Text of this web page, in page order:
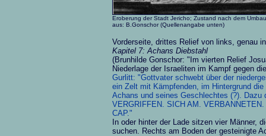
Eroberung der Stadt Jericho; Zustand nach dem
aus: B.Gonschor (Quellenangabe unten)
Vorderseite, drittes Relief von links, genau
Kapitel 7: Achans Diebstahl
(Brunhilde Gonschor: "Im vierten Relief
Niederlage der Israeliten im Kampf gegen
Gurlitt: "Gottvater schwebt über der
ein Zelt mit Kämpfenden, im Hintergrund
Achans und seines Geschlechtes (?).
VERGRIFFEN. SICH AM.
CAP."
In oder hinter der Lade sitzen vier Männer,
suchen. Rechts am Boden der gesteinigte